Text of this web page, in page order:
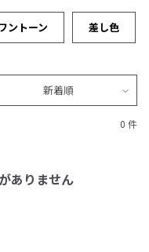
ントーン 差し色
新着順
0 件
ありません